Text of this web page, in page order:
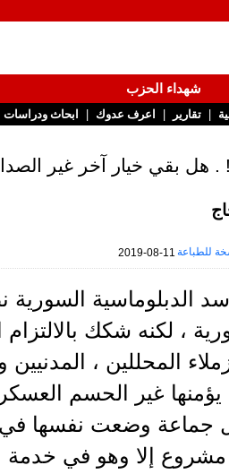
شهداء الحزب
| تقارير | اعرف عدوك | ابحاث ودراسات
. هل بقي خيار آخر غير
للطباعة 2019-08-11
، لكنه شكك
المحللين ،
غير الحسم
جماعة وضعت نفسها في
مشروع إلا وهو في خدمة